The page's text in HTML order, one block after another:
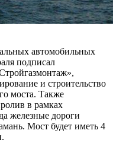
автомобильных
подписал
и строительство
моста. Также
в рамках
железные дороги
Мост будет иметь 4